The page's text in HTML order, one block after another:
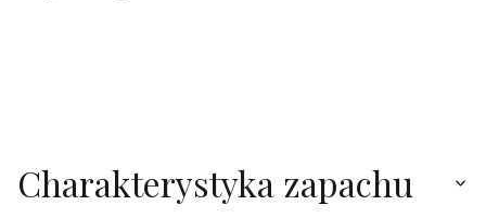
Charakterystyka zapachu